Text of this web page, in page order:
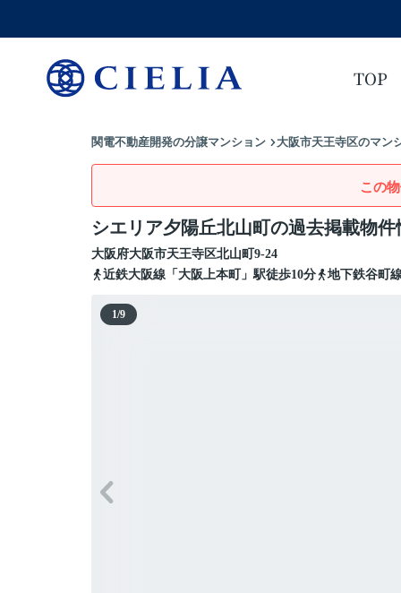
TOP
関電不動産開発の分譲マンション 大阪市天王寺区のマン
この
シエリア夕陽丘北山町の過去掲載物件
大阪府大阪市天王寺区北山町 9-24
近鉄大阪線「大阪上本町」駅徒歩10分
地下鉄谷町
1/9